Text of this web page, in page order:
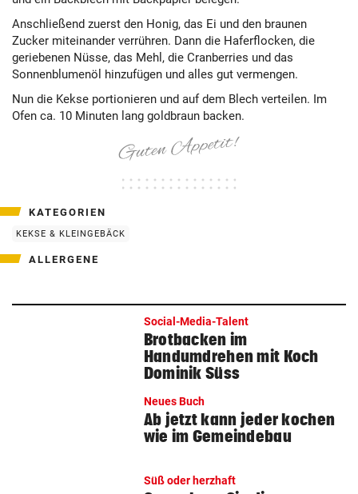
Anschließend zuerst den Honig, das Ei und den braunen
Zucker miteinander verrühren. Dann die Haferflocken, die
geriebenen Nüsse, das Mehl, die Cranberries und das
Sonnenblumenöl hinzufügen und alles gut vermengen.
Nun die Kekse portionieren und auf dem Blech verteilen. Im
Ofen ca. 10 Minuten lang goldbraun backen.
KATEGORIEN
KEKSE & KLEINGEBÄCK
ALLERGENE
Social-Media-Talent
Brotbacken im
Handumdrehen mit Koch
Dominik Süss
Neues Buch
Ab jetzt kann jeder kochen
wie im Gemeindebau
Süß oder herzhaft